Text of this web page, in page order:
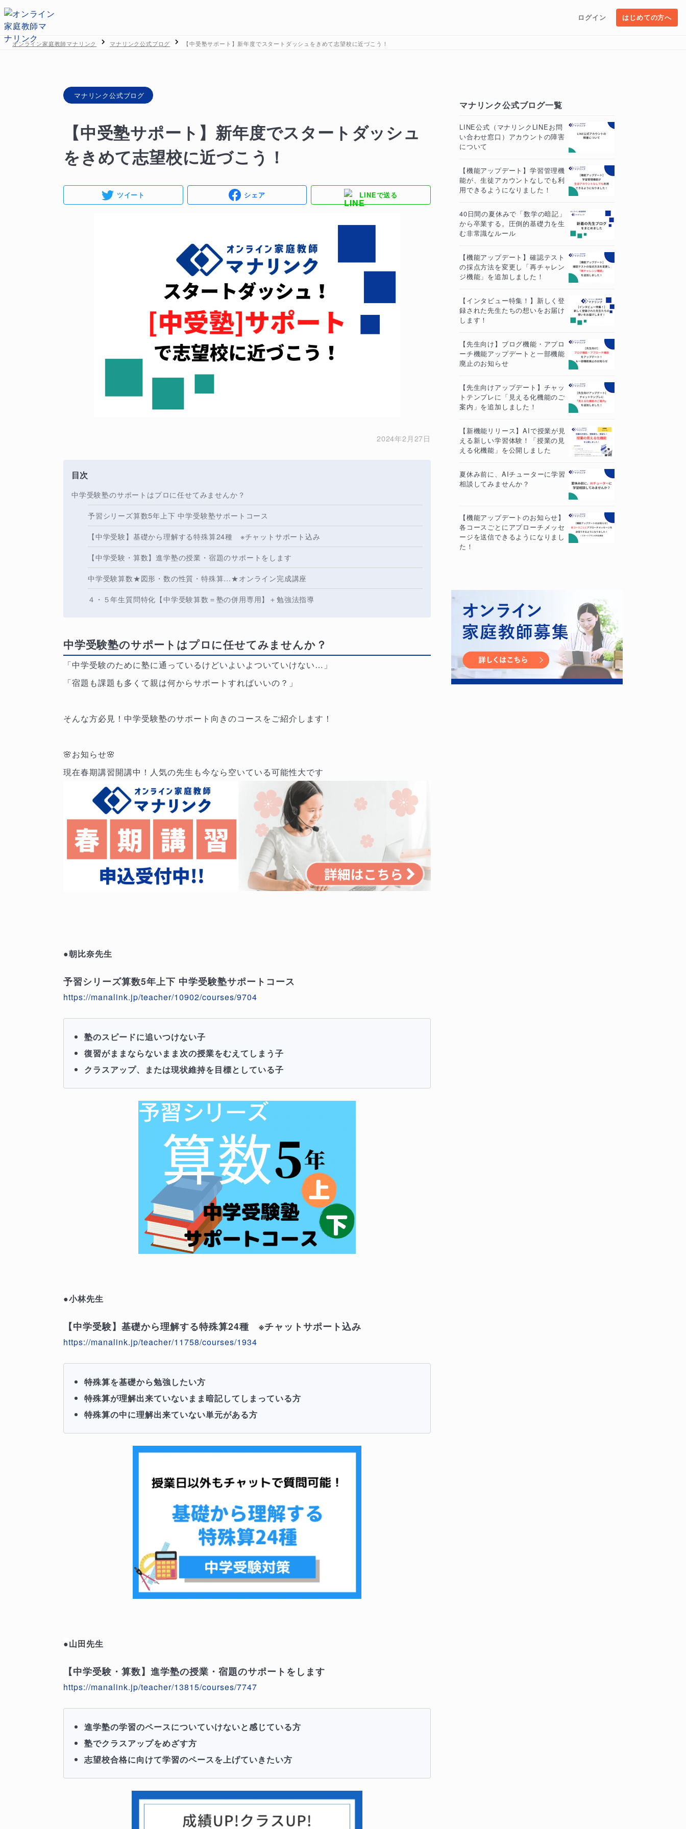
ログイン はじめての方へ
オンライン家庭教師マナリンク マナリンク公式ブログ 【中受塾サポート】新年度でスタートダッシュをきめて志望校に近づこう！
マナリンク公式ブログ
【中受塾サポート】新年度でスタートダッシュ
をきめて志望校に近づこう！
ツイート シェア LINEで送る
2024年2月27日
目次
中学受験塾のサポートはプロに任せてみませんか？
予習シリーズ算数5年上下 中学受験塾サポートコース
【中学受験】基礎から理解する特殊算24種 ※チャットサポート込み
【中学受験・算数】進学塾の授業・宿題のサポートをします
中学受験算数★図形・数の性質・特殊算…★オンライン完成講座
４・５年生質問特化【中学受験算数＝塾の併用専用】＋勉強法指導
中学受験塾のサポートはプロに任せてみませんか？
「中学受験のために塾に通っているけどいよいよついていけない…」
「宿題も課題も多くて親は何からサポートすればいいの？」
そんな方必見！中学受験塾のサポート向きのコースをご紹介します！
🌸お知らせ🌸
現在春期講習開講中！人気の先生も今なら空いている可能性大です
●朝比奈先生
予習シリーズ算数5年上下 中学受験塾サポートコース
https://manalink.jp/teacher/10902/courses/9704
塾のスピードに追いつけない子
復習がままならないまま次の授業をむえてしまう子
クラスアップ、または現状維持を目標としている子
●小林先生
【中学受験】基礎から理解する特殊算24種 ※チャットサポート込み
https://manalink.jp/teacher/11758/courses/1934
特殊算を基礎から勉強したい方
特殊算が理解出来ていないまま暗記してしまっている方
特殊算の中に理解出来ていない単元がある方
●山田先生
【中学受験・算数】進学塾の授業・宿題のサポートをします
https://manalink.jp/teacher/13815/courses/7747
進学塾の学習のペースについていけないと感じている方
塾でクラスアップをめざす方
志望校合格に向けて学習のペースを上げていきたい方
マナリンク公式ブログ一覧
LINE公式（マナリンクLINEお問
い合わせ窓口）アカウントの障害
について
【機能アップデート】学習管理機
能が、生徒アカウントなしでも利
用できるようになりました！
40日間の夏休みで「数学の暗記」
から卒業する。圧倒的基礎力を生
む非常識なルール
【機能アップデート】確認テスト
の採点方法を変更し「再チャレン
ジ機能」を追加しました！
【インタビュー特集！】新しく登
録された先生たちの想いをお届け
します！
【先生向け】ブログ機能・アプロ
ーチ機能アップデートと一部機能
廃止のお知らせ
【先生向けアップデート】チャッ
トテンプレに「見える化機能のご
案内」を追加しました！
【新機能リリース】AIで授業が見
える新しい学習体験！「授業の見
える化機能」を公開しました
夏休み前に、AIチューターに学習
相談してみませんか？
【機能アップデートのお知らせ】
各コースごとにアプローチメッセ
ージを送信できるようになりまし
た！